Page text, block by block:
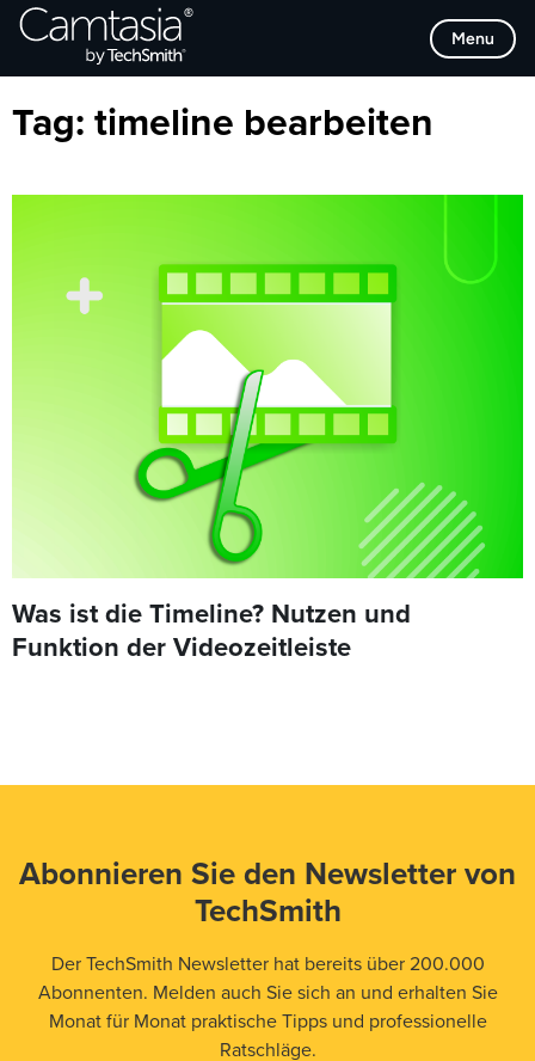
Direkt
zum
Menu
Browse Categories
Tag: timeline bearbeiten
Was ist die Timeline? Nutzen und
Funktion der Videozeitleiste
Abonnieren Sie den Newsletter von
TechSmith
Der TechSmith Newsletter hat bereits über 200.000
Abonnenten. Melden auch Sie sich an und erhalten Sie
Monat für Monat praktische Tipps und professionelle
Ratschläge.